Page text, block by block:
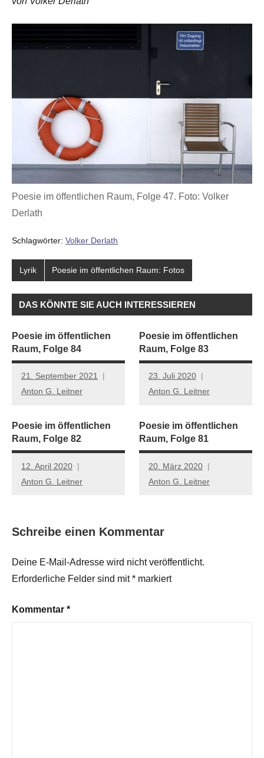
Poesie im öffentlichen Raum, Folge 47. Foto: Volker
Derlath
Schlagwörter: Volker Derlath
Lyrik Poesie im öffentlichen Raum: Fotos
DAS KÖNNTE SIE AUCH INTERESSIEREN
Poesie im öffentlichen
Raum, Folge 84
21. September 2021
Anton G. Leitner
Poesie im öffentlichen
Raum, Folge 83
23. Juli 2020
Anton G. Leitner
Poesie im öffentlichen
Raum, Folge 82
12. April 2020
Anton G. Leitner
Poesie im öffentlichen
Raum, Folge 81
20. März 2020
Anton G. Leitner
Schreibe einen Kommentar
Deine E-Mail-Adresse wird nicht veröffentlicht.
Erforderliche Felder sind mit* markiert
Kommentar *